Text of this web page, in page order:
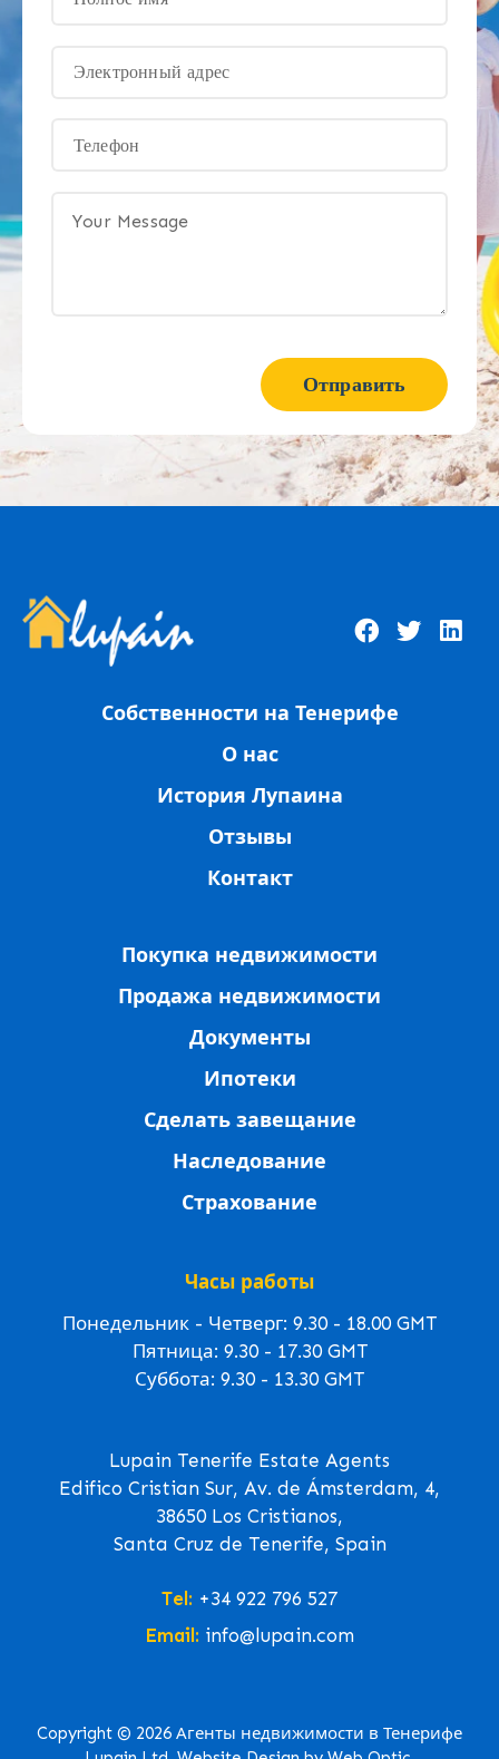
Отправить
Собственности на Тенерифе
О нас
История Лупаина
Отзывы
Контакт
Покупка недвижимости
Продажа недвижимости
Документы
Ипотеки
Сделать завещание
Наследование
Страхование
Часы работы
Понедельник - Четверг: 9.30 - 18.00 GMT
Пятница: 9.30 - 17.30 GMT
Суббота: 9.30 - 13.30 GMT
Lupain Tenerife Estate Agents
Edifico Cristian Sur, Av. de Ámsterdam, 4,
38650 Los Cristianos,
Santa Cruz de Tenerife, Spain
Tel: +34 922 796 527
Email: info@lupain.com
Copyright © 2026 Агенты недвижимости в Тенерифе